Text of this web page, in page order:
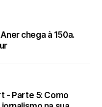
chega à 150a.
- Parte 5: Como